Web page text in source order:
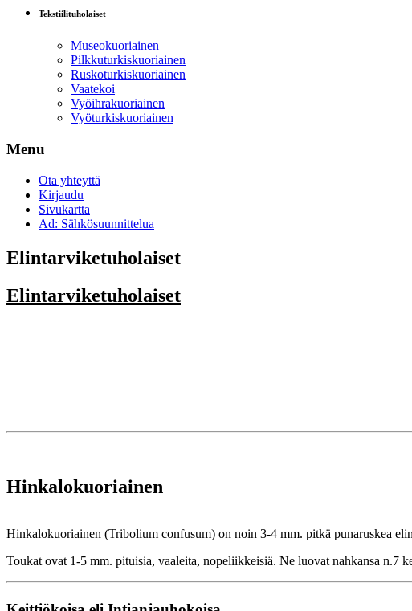
Tekstiilituholaiset
Museokuoriainen
Pilkkuturkiskuoriainen
Ruskoturkiskuoriainen
Vaatekoi
Vyöihrakuoriainen
Vyöturkiskuoriainen
Menu
Ota yhteyttä
Kirjaudu
Sivukartta
Ad: Sähkösuunnittelua
Elintarviketuholaiset
Elintarviketuholaiset
Hinkalokuoriainen
Hinkalokuoriainen (Tribolium confusum) on noin 3-4 mm. pitkä punaruskea
Toukat ovat 1-5 mm. pituisia, vaaleita, nopeliikkeisiä. Ne luovat nahkansa n.7